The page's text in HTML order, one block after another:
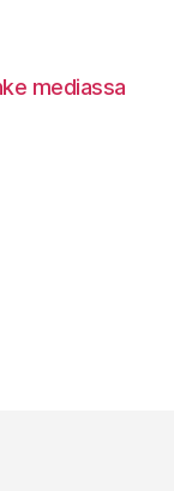
mediassa